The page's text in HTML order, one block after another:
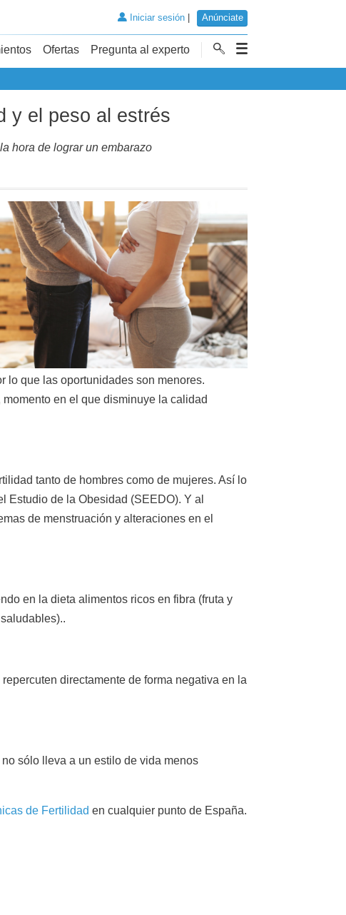
Iniciar sesión| Anúnciate
Ofertas Pregunta al experto
y el peso al estrés
hora de lograr un embarazo
lo que las oportunidades son menores.
en el que disminuye la calidad
tanto de hombres como de mujeres. Así lo
de la Obesidad (SEEDO). Y al
de menstruación y alteraciones en el
en la dieta alimentos ricos en fibra (fruta y
directamente de forma negativa en la
sólo lleva a un estilo de vida menos
de Fertilidad en cualquier punto de España.